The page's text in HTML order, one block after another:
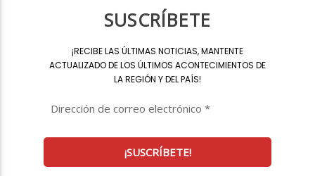
SUSCRÍBETE
¡RECIBE LAS ÚLTIMAS NOTICIAS, MANTENTE
ACTUALIZADO DE LOS ÚLTIMOS ACONTECIMIENTOS DE
LA REGIÓN Y DEL PAÍS!